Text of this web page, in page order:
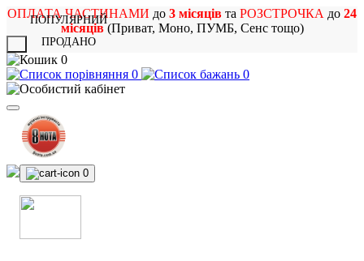
ОПЛАТА ЧАСТИНАМИ до 3 місяців та РОЗСТРОЧКА до 24
місяців(Приват, Моно, ПУМБ, Сенс тощо)
0
0
0
0
ПОПУЛЯРНИЙ
ПРОДАНО